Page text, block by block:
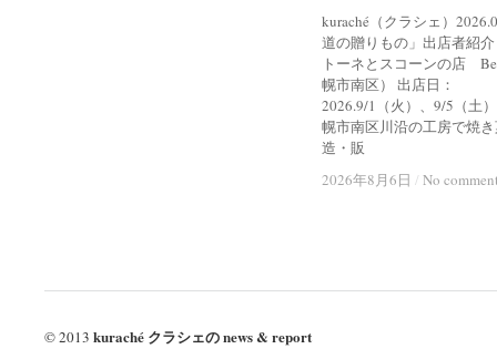
kuraché（クラシェ）
道の贈りもの」出店者紹
トーネとスコーンの店
幌市南区） 出店日：
2026.9/1（火）、9/5（土
幌市南区川沿の工房で焼
造・販
2026年8月6日 / No
2026年8月6日 / No
© 2013 kuraché クラシェの news & report